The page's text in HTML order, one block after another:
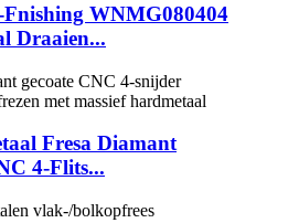
Fnishing WNMG080404
Draaien...
Fresa Diamant
4-Flits...